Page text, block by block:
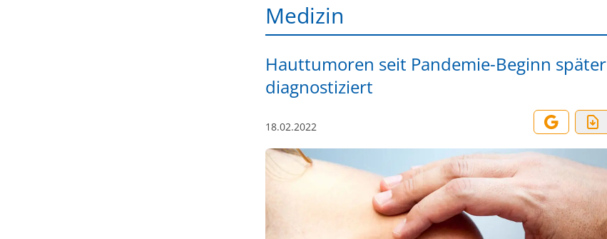
Medizin
Hauttumoren seit Pandemie-Beginn später
diagnostiziert
18.02.2022